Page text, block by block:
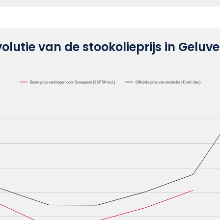
van de stookolieprijs in
Beste prijs verkregen door Groupasol (€ BTW incl.) Officiële prijs van stookolie (€ incl. btw)